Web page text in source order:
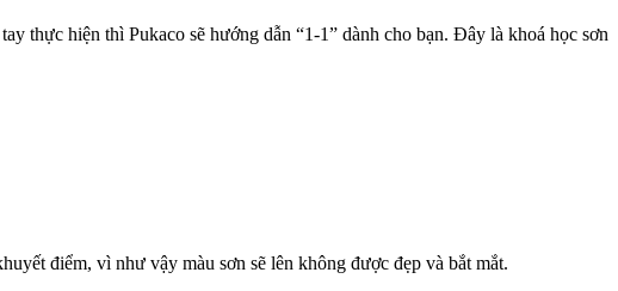
thực hiện thì Pukaco sẽ hướng dẫn “1-1” dành cho bạn. Đây là khoá học sơn
điểm, vì như vậy màu sơn sẽ lên không được đẹp và bắt mắt.